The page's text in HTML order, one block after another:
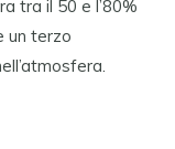
tra il 50 e l’80%
un terzo